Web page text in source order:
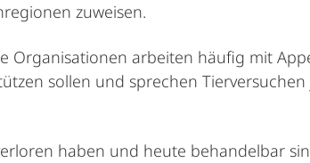
zuweisen.
Organisationen arbeiten häufig mit
sollen und sprechen Tierversuchen
haben und heute behandelbar